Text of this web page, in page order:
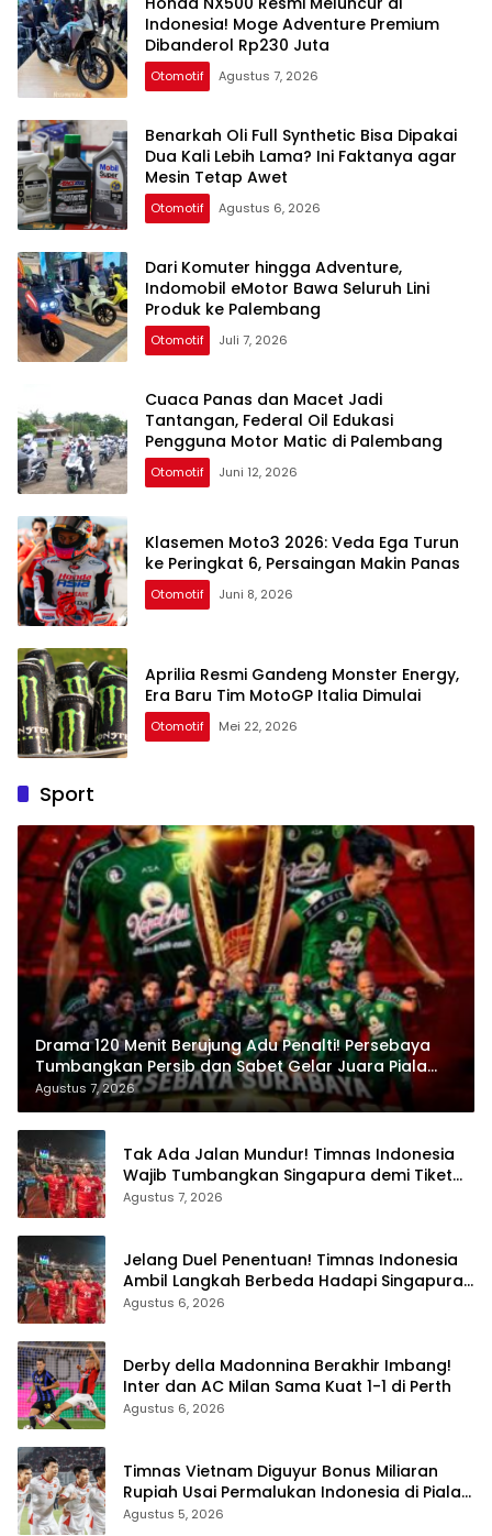
Indonesia! Moge Adventure Premium
Dibanderol Rp230 Juta
Otomotif Agustus 7, 2026
Benarkah Oli Full Synthetic Bisa Dipakai
Dua Kali Lebih Lama? Ini Faktanya agar
Mesin Tetap Awet
Otomotif Agustus 6, 2026
Dari Komuter hingga Adventure,
Indomobil eMotor Bawa Seluruh Lini
Produk ke Palembang
Otomotif Juli 7, 2026
Cuaca Panas dan Macet Jadi
Tantangan, Federal Oil Edukasi
Pengguna Motor Matic di Palembang
Otomotif Juni 12, 2026
Klasemen Moto3 2026: Veda Ega Turun
ke Peringkat 6, Persaingan Makin Panas
Otomotif Juni 8, 2026
Aprilia Resmi Gandeng Monster Energy,
Era Baru Tim MotoGP Italia Dimulai
Otomotif Mei 22, 2026
Sport
Drama 120 Menit Berujung Adu Penalti! Persebaya
Tumbangkan Persib dan Sabet Gelar Juara Piala
Presiden 2026
Agustus 7, 2026
Tak Ada Jalan Mundur! Timnas Indonesia
Wajib Tumbangkan Singapura demi Tiket
Semifinal Piala AFF 2026
Agustus 7, 2026
Jelang Duel Penentuan! Timnas Indonesia
Ambil Langkah Berbeda Hadapi Singapura
di Piala AFF 2026
Agustus 6, 2026
Derby della Madonnina Berakhir Imbang!
Inter dan AC Milan Sama Kuat 1-1 di Perth
Agustus 6, 2026
Timnas Vietnam Diguyur Bonus Miliaran
Rupiah Usai Permalukan Indonesia di Piala
AFF 2026
Agustus 5, 2026